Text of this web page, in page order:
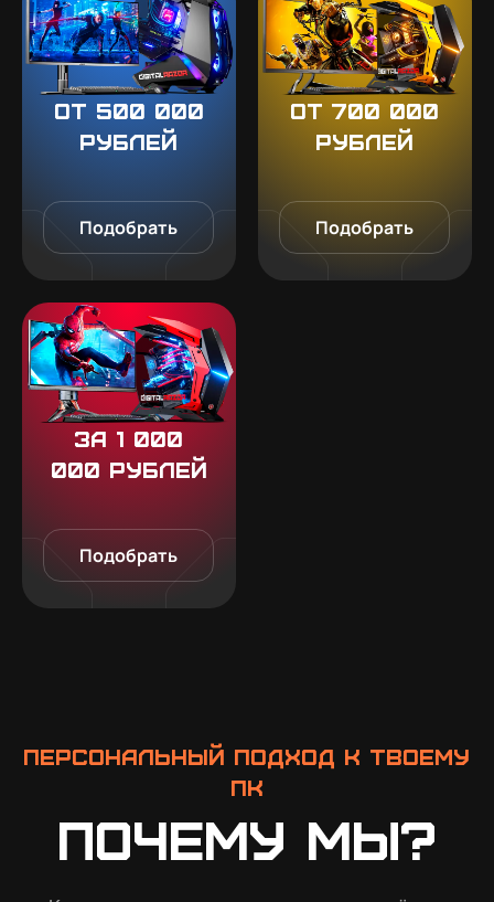
От 500 000
рублей
Подобрать
От 700 000
рублей
Подобрать
За 1 000
000 рублей
Подобрать
Персональный подход к твоему
ПК
Почему мы?